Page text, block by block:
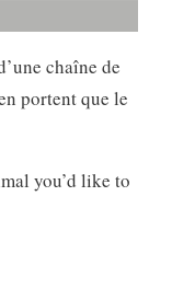
chaîne de
portent que le
you’d like to